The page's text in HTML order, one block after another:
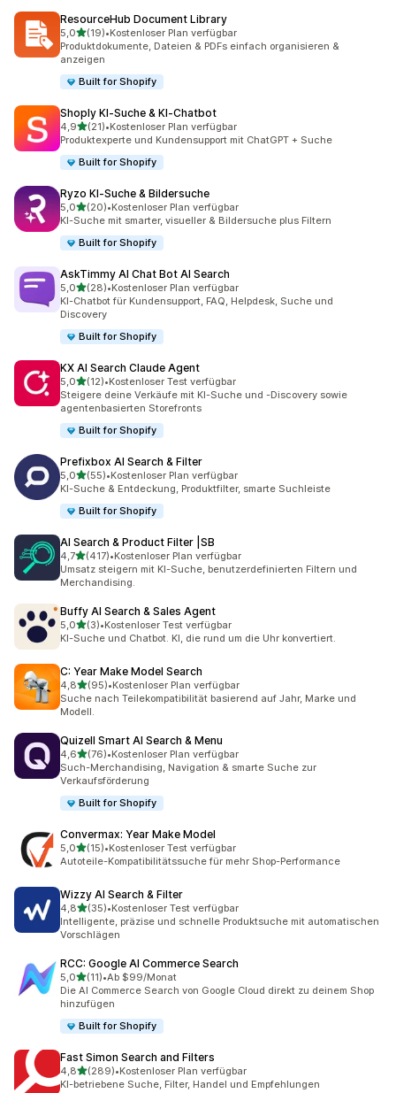
ResourceHub Document Library
5,0von 5 Sternen
(19)
19 Rezensionen insgesamt
•Kostenloser Plan verfügbar
Produktdokumente, Dateien & PDFs einfach organisieren &
anzeigen
Built for Shopify
Shoply KI‑Suche & KI‑Chatbot
4,9von 5 Sternen
(21)
21 Rezensionen insgesamt
•Kostenloser Plan verfügbar
Produktexperte und Kundensupport mit ChatGPT + Suche
Built for Shopify
Ryzo KI‑Suche & Bildersuche
5,0von 5 Sternen
(20)
20 Rezensionen insgesamt
•Kostenloser Plan verfügbar
KI-Suche mit smarter, visueller & Bildersuche plus Filtern
Built for Shopify
AskTimmy AI Chat Bot AI Search
5,0von 5 Sternen
(28)
28 Rezensionen insgesamt
•Kostenloser Plan verfügbar
KI-Chatbot für Kundensupport, FAQ, Helpdesk, Suche und
Discovery
Built for Shopify
KX AI Search Claude Agent
5,0von 5 Sternen
(12)
12 Rezensionen insgesamt
•Kostenloser Test verfügbar
Steigere deine Verkäufe mit KI-Suche und -Discovery sowie
agentenbasierten Storefronts
Built for Shopify
Prefixbox AI Search & Filter
5,0von 5 Sternen
(55)
55 Rezensionen insgesamt
•Kostenloser Plan verfügbar
KI-Suche & Entdeckung, Produktfilter, smarte Suchleiste
Built for Shopify
AI Search & Product Filter |SB
4,7von 5 Sternen
(417)
417 Rezensionen insgesamt
•Kostenloser Plan verfügbar
Umsatz steigern mit KI-Suche, benutzerdefinierten Filtern und
Merchandising.
Buffy AI Search & Sales Agent
5,0von 5 Sternen
(3)
3 Rezensionen insgesamt
•Kostenloser Test verfügbar
KI-Suche und Chatbot. KI, die rund um die Uhr konvertiert.
C: Year Make Model Search
4,8von 5 Sternen
(95)
95 Rezensionen insgesamt
•Kostenloser Plan verfügbar
Suche nach Teilekompatibilität basierend auf Jahr, Marke und
Modell.
Quizell Smart AI Search & Menu
4,6von 5 Sternen
(76)
76 Rezensionen insgesamt
•Kostenloser Plan verfügbar
Such-Merchandising, Navigation & smarte Suche zur
Verkaufsförderung
Built for Shopify
Convermax: Year Make Model
5,0von 5 Sternen
(15)
15 Rezensionen insgesamt
•Kostenloser Test verfügbar
Autoteile-Kompatibilitätssuche für mehr Shop-Performance
Wizzy AI Search & Filter
4,8von 5 Sternen
(35)
35 Rezensionen insgesamt
•Kostenloser Test verfügbar
Intelligente, präzise und schnelle Produktsuche mit automatischen
Vorschlägen
RCC: Google AI Commerce Search
5,0von 5 Sternen
(11)
11 Rezensionen insgesamt
•Ab $99/Monat
Die AI Commerce Search von Google Cloud direkt zu deinem Shop
hinzufügen
Built for Shopify
Fast Simon Search and Filters
4,8von 5 Sternen
(289)
289 Rezensionen insgesamt
•Kostenloser Plan verfügbar
KI-betriebene Suche, Filter, Handel und Empfehlungen